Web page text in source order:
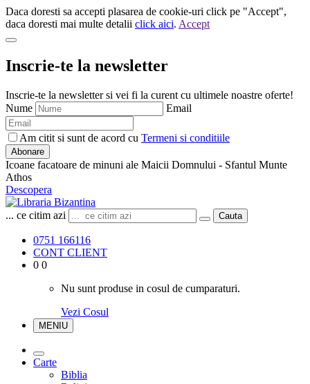
Daca doresti sa accepti plasarea de cookie-uri click pe "Accept",
daca doresti mai multe detalii click aici. Accept
Inscrie-te la newsletter
Inscrie-te la newsletter si vei fi la curent cu ultimele noastre oferte!
Nume
Email
Am citit si sunt de acord cu Termeni si conditiile
Abonare
Icoane facatoare de minuni ale Maicii Domnului - Sfantul Munte
Athos
Descopera
... ce citim azi Cauta
0751 166116
CONT CLIENT
0 0
Nu sunt produse in cosul de cumparaturi.
Vezi Cosul
MENIU
Carte
Biblia